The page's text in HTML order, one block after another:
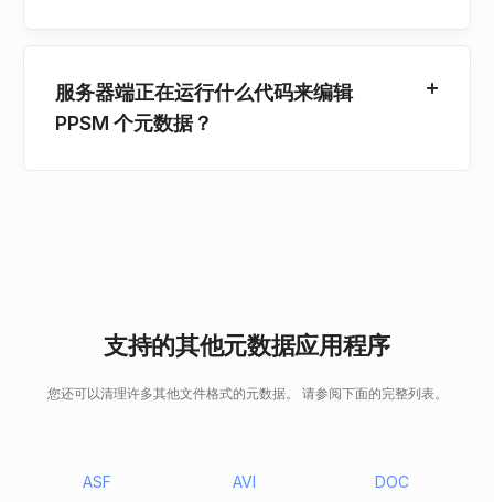
服务器端正在运行什么代码来编辑
PPSM 个元数据？
支持的其他元数据应用程序
您还可以清理许多其他文件格式的元数据。 请参阅下面的完整列表。
ASF AVI DOC